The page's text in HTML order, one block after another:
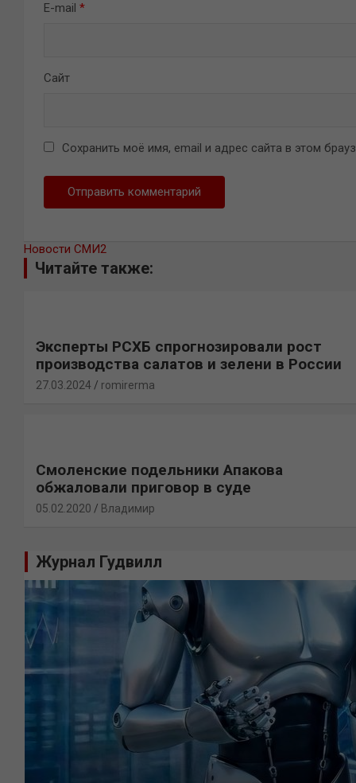
E-mail *
Сайт
Сохранить моё имя, email и адрес сайта в этом
Новости СМИ2
Читайте также:
Эксперты РСХБ спрогнозировали рост
производства салатов и зелени в России
27.03.2024 romirerma
Смоленские подельники Апакова
обжаловали приговор в суде
05.02.2020 Владимир
Журнал Гудвилл